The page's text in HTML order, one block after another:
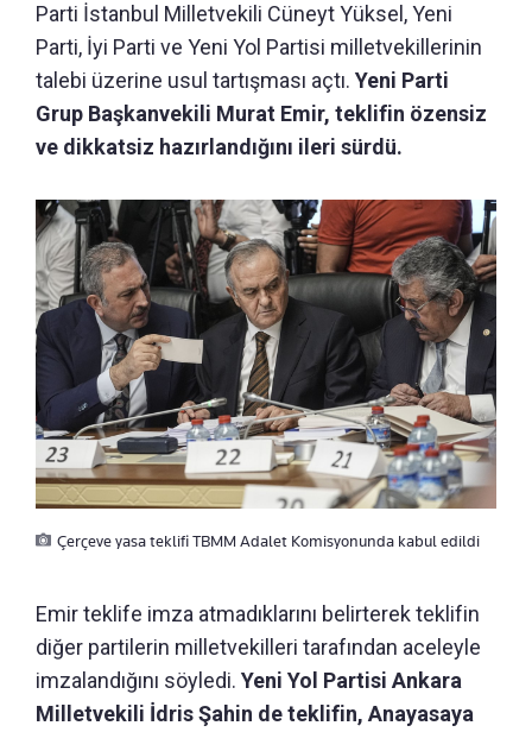
Parti İstanbul Milletvekili Cüneyt Yüksel, Yeni
Parti, İyi Parti ve Yeni Yol Partisi milletvekillerinin
talebi üzerine usul tartışması açtı. Yeni Parti
Grup Başkanvekili Murat Emir, teklifin özensiz
ve dikkatsiz hazırlandığını ileri sürdü.
Çerçeve yasa teklifi TBMM Adalet Komisyonunda kabul edildi
Emir teklife imza atmadıklarını belirterek teklifin
diğer partilerin milletvekilleri tarafından aceleyle
imzalandığını söyledi. Yeni Yol Partisi Ankara
Milletvekili İdris Şahin de teklifin, Anayasaya